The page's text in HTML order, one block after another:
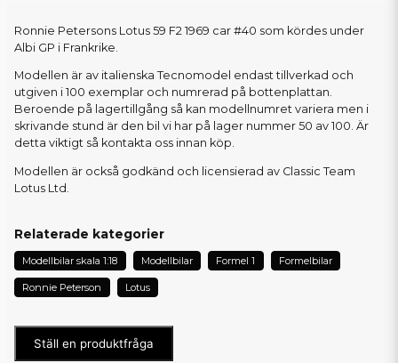
Ronnie Petersons Lotus 59 F2 1969 car #40 som kördes under
Albi GP i Frankrike.
Modellen är av italienska Tecnomodel endast tillverkad och
utgiven i 100 exemplar och numrerad på bottenplattan.
Beroende på lagertillgång så kan modellnumret variera men i
skrivande stund är den bil vi har på lager nummer 50 av 100. Är
detta viktigt så kontakta oss innan köp.
Modellen är också godkänd och licensierad av Classic Team
Lotus Ltd.
Relaterade kategorier
Modellbilar skala 1:18 Modellbilar Formel 1 Formelbilar
Ronnie Peterson Lotus
Ställ en produktfråga